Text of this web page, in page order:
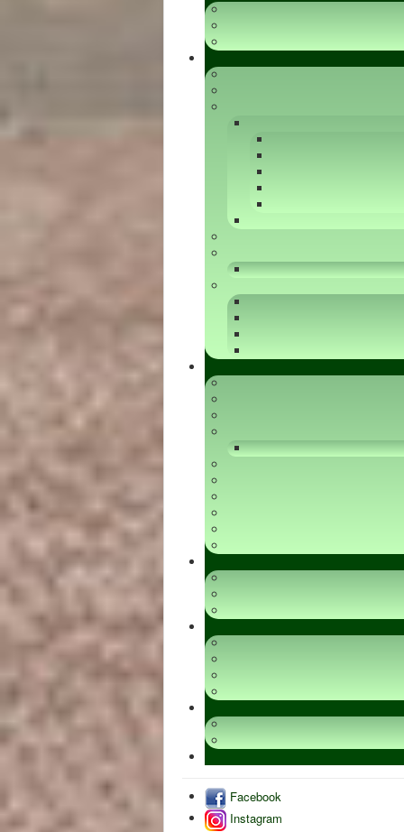
Facebook
Instagram